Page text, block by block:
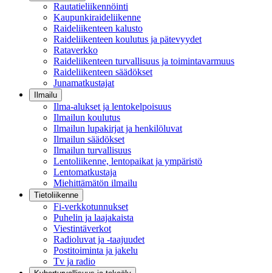
Rautatieliikennöinti
Kaupunkiraideliikenne
Raideliikenteen kalusto
Raideliikenteen koulutus ja pätevyydet
Rataverkko
Raideliikenteen turvallisuus ja toimintavarmuus
Raideliikenteen säädökset
Junamatkustajat
Ilmailu
Ilma-alukset ja lentokelpoisuus
Ilmailun koulutus
Ilmailun lupakirjat ja henkilöluvat
Ilmailun säädökset
Ilmailun turvallisuus
Lentoliikenne, lentopaikat ja ympäristö
Lentomatkustaja
Miehittämätön ilmailu
Tietoliikenne
Fi-verkkotunnukset
Puhelin ja laajakaista
Viestintäverkot
Radioluvat ja -taajuudet
Postitoiminta ja jakelu
Tv ja radio